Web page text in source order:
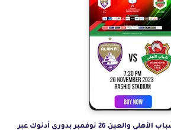
يتيح حجز تذاكر مباراة شباب الأهلي والعين 26 نوفمبر بدوري أدنوك عبر